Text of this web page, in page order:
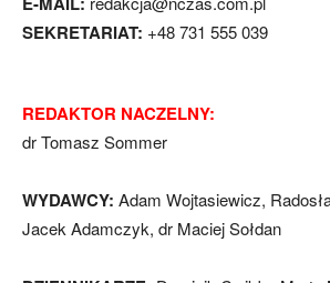
SEKRETARIAT: +48 731 555 039
REDAKTOR NACZELNY:
dr Tomasz Sommer
WYDAWCY: Adam Wojtasiewicz,
Jacek Adamczyk, dr Maciej Sołdan